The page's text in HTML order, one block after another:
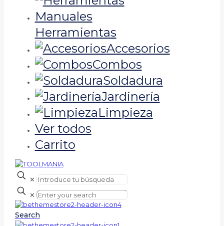
Herramientas
Accesorios
Combos
Soldadura
Jardinería
Limpieza
Ver todos
Carrito
✕
✕
Search